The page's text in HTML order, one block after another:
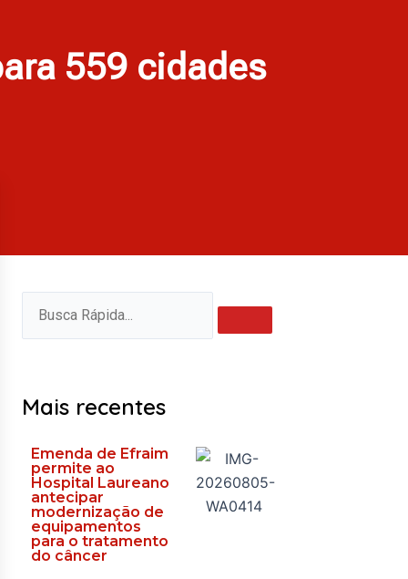
559 cidades
Mais recentes
Emenda de Efraim
permite ao
Hospital Laureano
antecipar
modernização de
equipamentos
para o tratamento
do câncer